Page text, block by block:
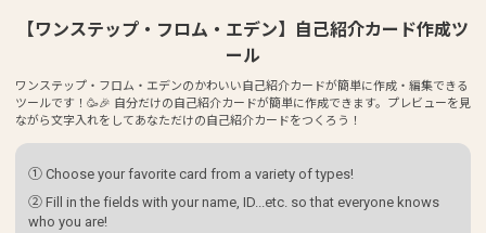
【ワンステップ・フロム・エデン】自己紹介カード作成ツ
ール
ワンステップ・フロム・エデンのかわいい自己紹介カードが簡単に作成・編集できる
ツールです！🥳🎉 自分だけの自己紹介カードが簡単に作成できます。プレビューを見
ながら文字入れをしてあなただけの自己紹介カードをつくろう！
① Choose your favorite card from a variety of types!
② Fill in the fields with your name, ID...etc. so that everyone knows
who you are!